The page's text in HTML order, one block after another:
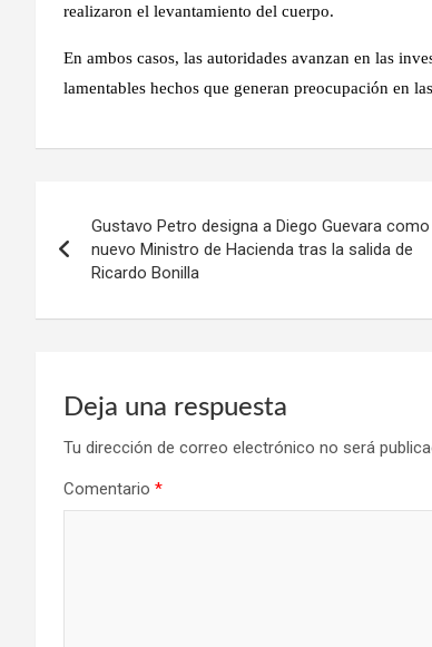
realizaron el levantamiento del cuerpo.
En ambos casos, las autoridades avanzan en las
lamentables hechos que generan preocupación en
de
Gustavo Petro designa a Diego Guevara como
nuevo Ministro de Hacienda tras la salida de
Ricardo Bonilla
Deja una respuesta
Tu dirección de correo electrónico no será
Comentario *